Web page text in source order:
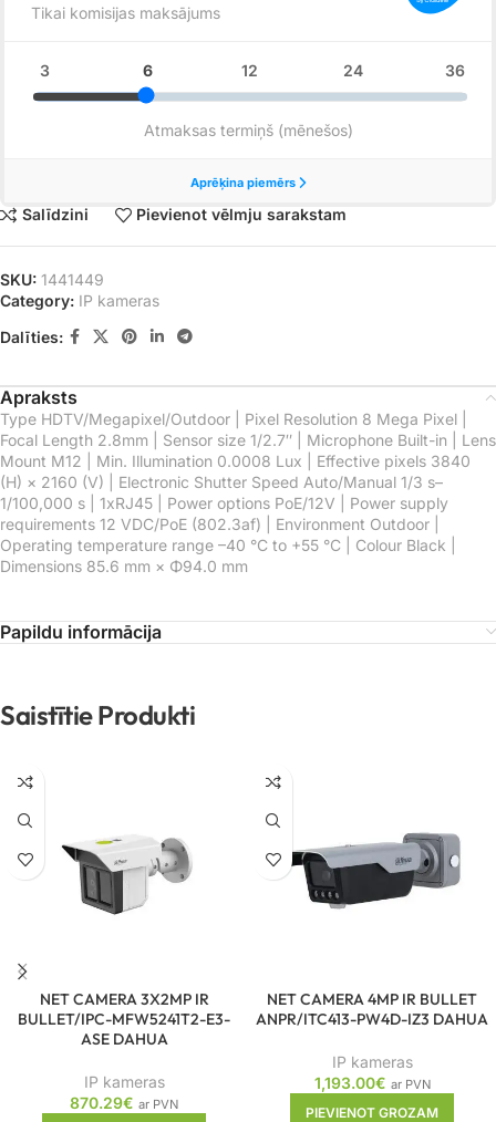
Salīdzini Pievienot vēlmju sarakstam
SKU: 1441449
Category: IP kameras
Dalīties:
Apraksts
Type HDTV/Megapixel/Outdoor | Pixel Resolution 8 Mega Pixel |
Focal Length 2.8mm | Sensor size 1/2.7″ | Microphone Built-in | Lens
Mount M12 | Min. Illumination 0.0008 Lux | Effective pixels 3840
(H) × 2160 (V) | Electronic Shutter Speed Auto/Manual 1/3 s–
1/100,000 s | 1xRJ45 | Power options PoE/12V | Power supply
requirements 12 VDC/PoE (802.3af) | Environment Outdoor |
Operating temperature range –40 °C to +55 °C | Colour Black |
Dimensions 85.6 mm × Φ94.0 mm
Papildu informācija
Saistītie Produkti
NET CAMERA 3X2MP IR
BULLET/IPC-MFW5241T2-E3-
ASE DAHUA
IP kameras
870.29€ ar PVN
NET CAMERA 4MP IR BULLET
ANPR/ITC413-PW4D-IZ3 DAHUA
IP kameras
1,193.00€ ar PVN
PIEVIENOT GROZAM